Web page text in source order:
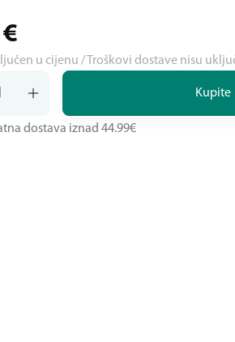
€
u cijenu / Troškovi dostave nisu
Kupite
dostava iznad 44.99€